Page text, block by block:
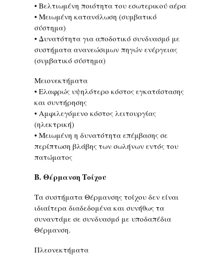
• Βελτιωμένη ποιότητα του εσωτερικού αέρα
• Μειωμένη κατανάλωση (συμβατικό
σύστημα)
• Δυνατότητα για αποδοτικό συνδυασμό με
συστήματα ανανεώσιμων πηγών ενέργειας
(συμβατικό σύστημα)
Μειονεκτήματα
• Ελαφρώς υψηλότερο κόστος εγκατάστασης
και συντήρησης
• Αμφιλεγόμενο κόστος λειτουργίας
(ηλεκτρική)
• Μειωμένη η δυνατότητα επέμβασης σε
περίπτωση βλάβης των σωλήνων εντός του
πατώματος
Β. Θέρμανση Τοίχου
Τα συστήματα Θέρμανσης τοίχου δεν είναι
ιδιαίτερα διαδεδομένα και συνήθως τα
συναντάμε σε συνδυασμό με υποδαπέδια
Θέρμανση.
Πλεονεκτήματα